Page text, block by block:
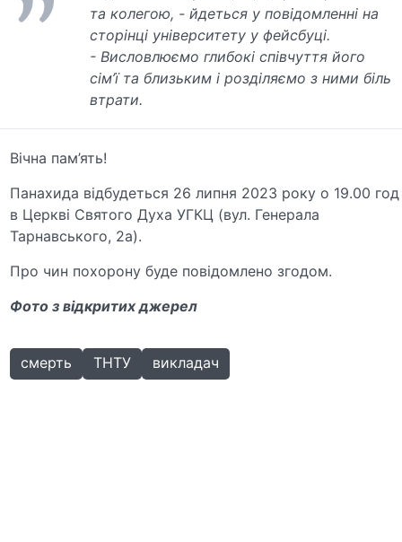
та колегою, - йдеться у повідомленні на
сторінці університету у фейсбуці.
- Висловлюємо глибокі співчуття його
сім’ї та близьким і розділяємо з ними біль
втрати.
Вічна пам’ять!
Панахида відбудеться 26 липня 2023 року о 19.00 год
в Церкві Святого Духа УГКЦ (вул. Генерала
Тарнавського, 2а).
Про чин похорону буде повідомлено згодом.
Фото з відкритих джерел
смерть ТНТУ викладач